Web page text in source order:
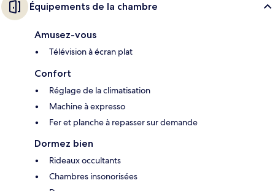
Équipements de la chambre
Amusez-vous
Télévision à écran plat
Confort
Réglage de la climatisation
Machine à expresso
Fer et planche à repasser sur demande
Dormez bien
Rideaux occultants
Chambres insonorisées